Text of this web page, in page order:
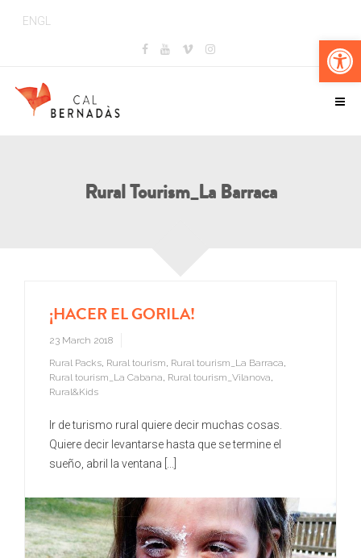
ENGL
Rural Tourism_La Barraca
¡HACER EL GORILA!
23 March 2018
Rural Packs, Rural tourism, Rural tourism_La Barraca,
Rural tourism_La Cabana, Rural tourism_Vilanova,
Rural&Kids
Ir de turismo rural quiere decir muchas cosas.
Quiere decir levantarse hasta que se termine el
sueño, abril la ventana [...]